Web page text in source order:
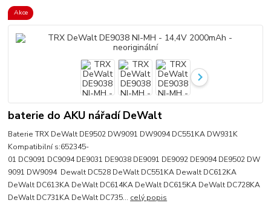
Akce
baterie do AKU nářadí DeWalt
Baterie TRX DeWalt DE9502 DW9091 DW9094 DC551KA DW931K
Kompatibilní s:652345-
01 DC9091 DC9094 DE9031 DE9038 DE9091 DE9092 DE9094 DE9502 DW
9091 DW9094 Dewalt DC528 DeWalt DC551KA Dewalt DC612KA
DeWalt DC613KA DeWalt DC614KA DeWalt DC615KA DeWalt DC728KA
DeWalt DC731KA DeWalt DC735... celý popis